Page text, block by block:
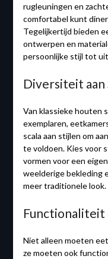
rugleuningen en
comfortabel kunt
Tegelijkertijd bieden
ontwerpen en
persoonlijke stijl tot
Diversiteit aan
Van klassieke houten
exemplaren,
scala aan stijlen om
te voldoen. Kies voor
vormen voor een
weelderige bekleding
meer traditionele look.
Functionaliteit
Niet alleen moeten
ze moeten ook